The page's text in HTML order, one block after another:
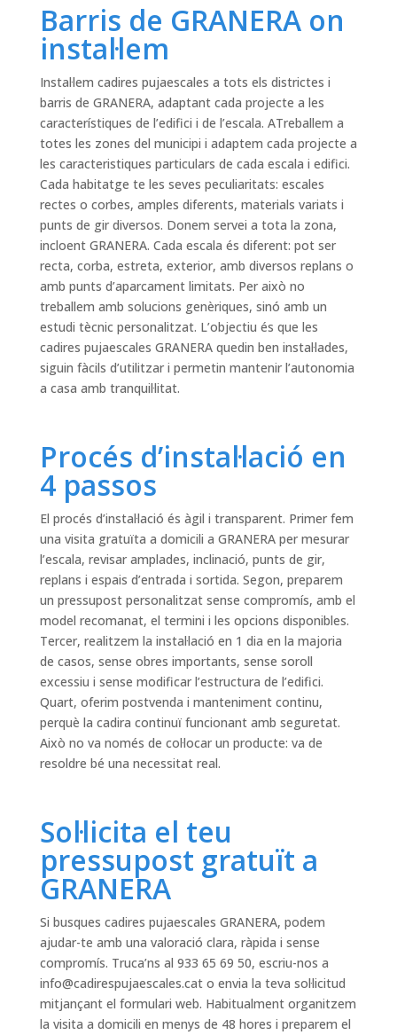
Barris de GRANERA on
instal·lem
Instal·lem cadires pujaescales a tots els districtes i
barris de GRANERA, adaptant cada projecte a les
característiques de l’edifici i de l’escala. ATreballem a
totes les zones del municipi i adaptem cada projecte a
les caracteristiques particulars de cada escala i edifici.
Cada habitatge te les seves peculiaritats: escales
rectes o corbes, amples diferents, materials variats i
punts de gir diversos. Donem servei a tota la zona,
incloent GRANERA. Cada escala és diferent: pot ser
recta, corba, estreta, exterior, amb diversos replans o
amb punts d’aparcament limitats. Per això no
treballem amb solucions genèriques, sinó amb un
estudi tècnic personalitzat. L’objectiu és que les
cadires pujaescales GRANERA quedin ben instal·lades,
siguin fàcils d’utilitzar i permetin mantenir l’autonomia
a casa amb tranquil·litat.
Procés d’instal·lació en
4 passos
El procés d’instal·lació és àgil i transparent. Primer fem
una visita gratuïta a domicili a GRANERA per mesurar
l’escala, revisar amplades, inclinació, punts de gir,
replans i espais d’entrada i sortida. Segon, preparem
un pressupost personalitzat sense compromís, amb el
model recomanat, el termini i les opcions disponibles.
Tercer, realitzem la instal·lació en 1 dia en la majoria
de casos, sense obres importants, sense soroll
excessiu i sense modificar l’estructura de l’edifici.
Quart, oferim postvenda i manteniment continu,
perquè la cadira continuï funcionant amb seguretat.
Això no va només de col·locar un producte: va de
resoldre bé una necessitat real.
Sol·licita el teu
pressupost gratuït a
GRANERA
Si busques cadires pujaescales GRANERA, podem
ajudar-te amb una valoració clara, ràpida i sense
compromís. Truca’ns al 933 65 69 50, escriu-nos a
info@cadirespujaescales.cato envia la teva sol·licitud
mitjançant el formulari web. Habitualment organitzem
la visita a domicili en menys de 48 hores i preparem el